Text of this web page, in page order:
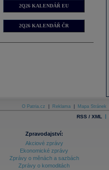
2Q26 KALENDÁŘ EU
2Q26 KALENDÁŘ ČR
O Patria.cz Reklama Mapa Stránek
RSS / XML |
Zpravodajství:
Akciové zprávy
Ekonomické zprávy
Zprávy o měnách a sazbách
Zprávy o komoditách